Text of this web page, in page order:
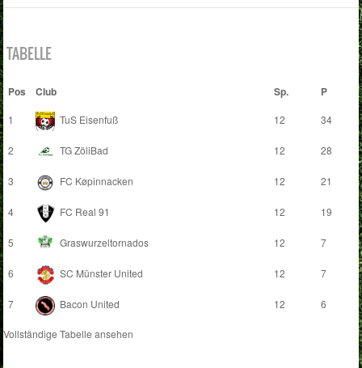
TABELLE
Pos Club Sp. P
1 TuS Eisenfuß 12 34
2 TG ZöliBad 12 28
3 FC Køpinnacken 12 21
4 FC Real 91 12 19
5 Graswurzeltornados 12 7
6 SC Münster United 12 7
7 Bacon United 12 6
Vollständige Tabelle ansehen